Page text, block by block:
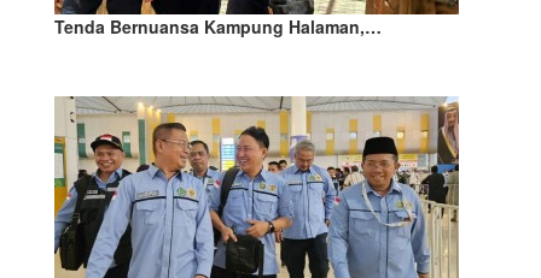
Tenda Bernuansa Kampung Halaman,…